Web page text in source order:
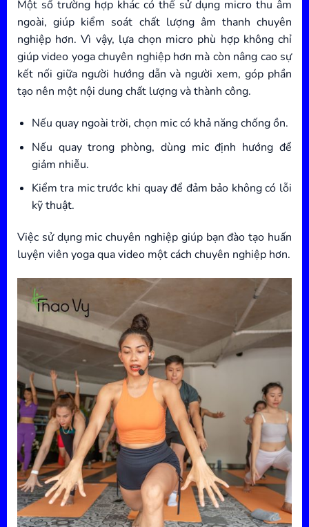
Một số trường hợp khác có thể sử dụng micro thu âm
ngoài, giúp kiểm soát chất lượng âm thanh chuyên
nghiệp hơn. Vì vậy, lựa chọn micro phù hợp không chỉ
giúp video yoga chuyên nghiệp hơn mà còn nâng cao sự
kết nối giữa người hướng dẫn và người xem, góp phần
tạo nên một nội dung chất lượng và thành công.
Nếu quay ngoài trời, chọn mic có khả năng chống ồn.
Nếu quay trong phòng, dùng mic định hướng để
giảm nhiễu.
Kiểm tra mic trước khi quay để đảm bảo không có lỗi
kỹ thuật.
Việc sử dụng mic chuyên nghiệp giúp bạn đào tạo huấn
luyện viên yoga qua video một cách chuyên nghiệp hơn.